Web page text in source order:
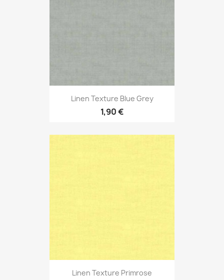
Linen Texture Blue Grey
1,90 €
Linen Texture Primrose